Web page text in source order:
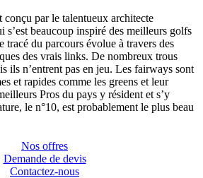
conçu par le talentueux architecte
beaucoup inspiré des meilleurs golfs
tracé du parcours évolue à travers des
des vrais links. De nombreux trous
ils n’entrent pas en jeu. Les fairways sont
et rapides comme les greens et leur
Pros du pays y résident et s’y
le n°10, est probablement le plus beau
Nos offres
Demande de devis
Contactez-nous